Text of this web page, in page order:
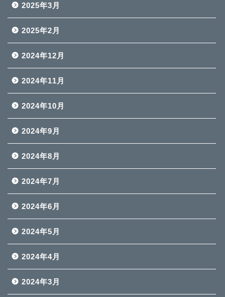
2025年3月
2025年2月
2024年12月
2024年11月
2024年10月
2024年9月
2024年8月
2024年7月
2024年6月
2024年5月
2024年4月
2024年3月